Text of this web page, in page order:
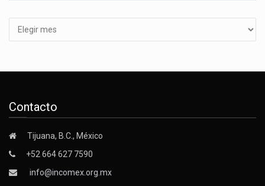
Contacto
Tijuana, B.C., México
+52 664 627 7590
info@incomex.org.mx